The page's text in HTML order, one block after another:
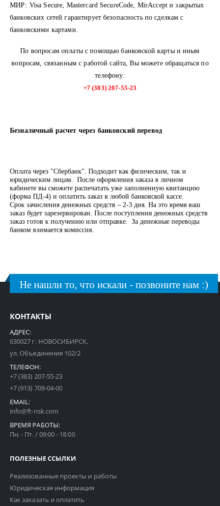
МИР: Visa Secure, Mastercard SecureCode, MirAccept и закрытых
банковских сетей гарантирует безопасность по сделкам с
банковскими картами.
По вопросам оплаты с помощью банковской карты и иным
вопросам, связанным с работой сайта, Вы можете обращаться по
телефону:
+7 (383) 207-55-23
Безналичный расчет через банковский перевод
Оплата через "Сбербанк". Подходит как физическим, так и
юридическим лицам. После оформления заказа в личном
кабинете вы сможете распечатать уже заполненную квитанцию
(форма ПД-4) и оплатить заказ в любой банковской кассе.
Срок зачисления денежных средств – 2-3 дня. На это время ваш
заказ будет зарезервирован. После поступления денежных средств
заказ готов к получению или отправке. За денежные переводы
банком взимается комиссия.
Не нашли то, что искали - позвоните нам :)
КОНТАКТЫ
АДРЕС:
630027 г. НОВОСИБИРСК,
ул. Объединения 102/2
ТЕЛЕФОН:
+7 (383) 207-55-23
+7 (913) 709-04-00
EMAIL:
info@ft-nsk.com
ВРЕМЯ РАБОТЫ:
Пн. - Пт. / 09:00 - 18:00
ПОЛЕЗНЫЕ ССЫЛКИ
Реализованные проекты и работы
Юридическая информация
Как заказать и оплатить